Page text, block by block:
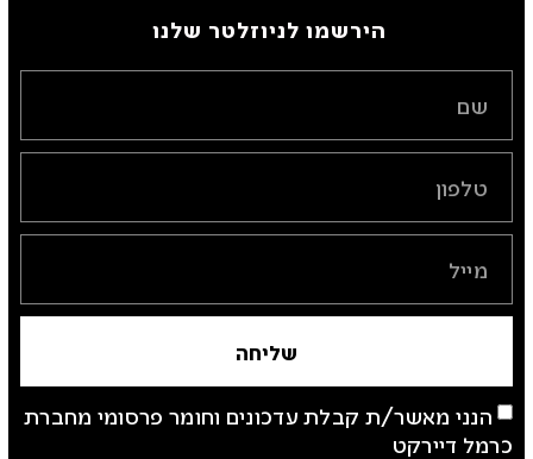
הירשמו לניוזלטר שלנו ​
הנני מאשר/ת קבלת עדכונים וחומר פרסומי מחברת
כרמל דיירקט
שליחה